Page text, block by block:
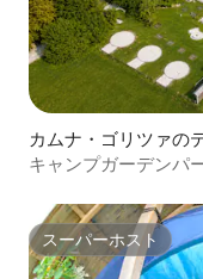
カムナ・ゴリツァの
キャンプガーデンパ
スーパーホスト
スーパーホスト